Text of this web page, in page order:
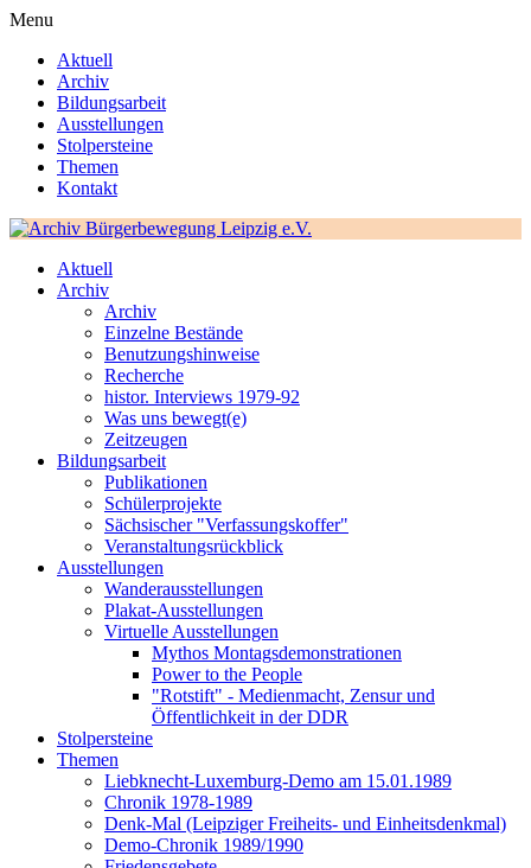
Menu
Aktuell
Archiv
Bildungsarbeit
Ausstellungen
Stolpersteine
Themen
Kontakt
Aktuell
Archiv
Archiv
Einzelne Bestände
Benutzungshinweise
Recherche
histor. Interviews 1979-92
Was uns bewegt(e)
Zeitzeugen
Bildungsarbeit
Publikationen
Schülerprojekte
Sächsischer "Verfassungskoffer"
Veranstaltungsrückblick
Ausstellungen
Wanderausstellungen
Plakat-Ausstellungen
Virtuelle Ausstellungen
Mythos Montagsdemonstrationen
Power to the People
"Rotstift" - Medienmacht, Zensur und
Öffentlichkeit in der DDR
Stolpersteine
Themen
Liebknecht-Luxemburg-Demo am 15.01.1989
Chronik 1978-1989
Denk-Mal (Leipziger Freiheits- und Einheitsdenkmal)
Demo-Chronik 1989/1990